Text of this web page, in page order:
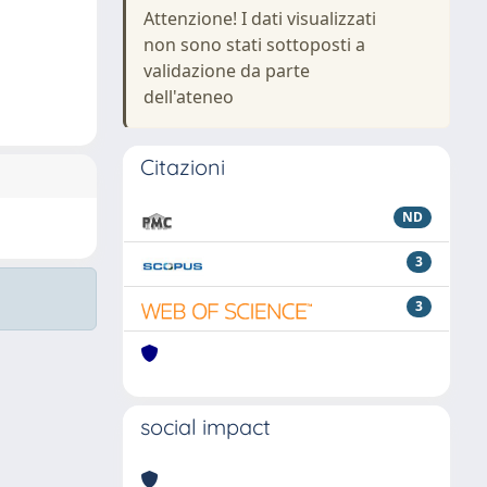
Attenzione! I dati visualizzati
non sono stati sottoposti a
validazione da parte
dell'ateneo
Citazioni
ND
3
3
social impact